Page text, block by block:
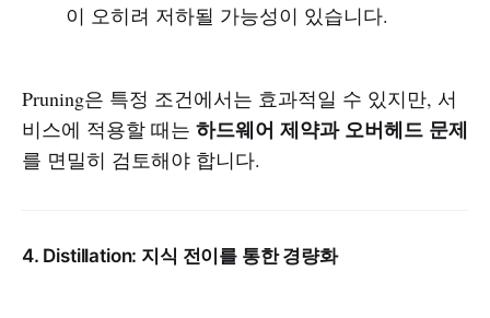
이 오히려 저하될 가능성이 있습니다.
Pruning은 특정 조건에서는 효과적일 수 있지만, 서
비스에 적용할 때는 하드웨어 제약과 오버헤드 문제
를 면밀히 검토해야 합니다.
4. Distillation: 지식 전이를 통한 경량화